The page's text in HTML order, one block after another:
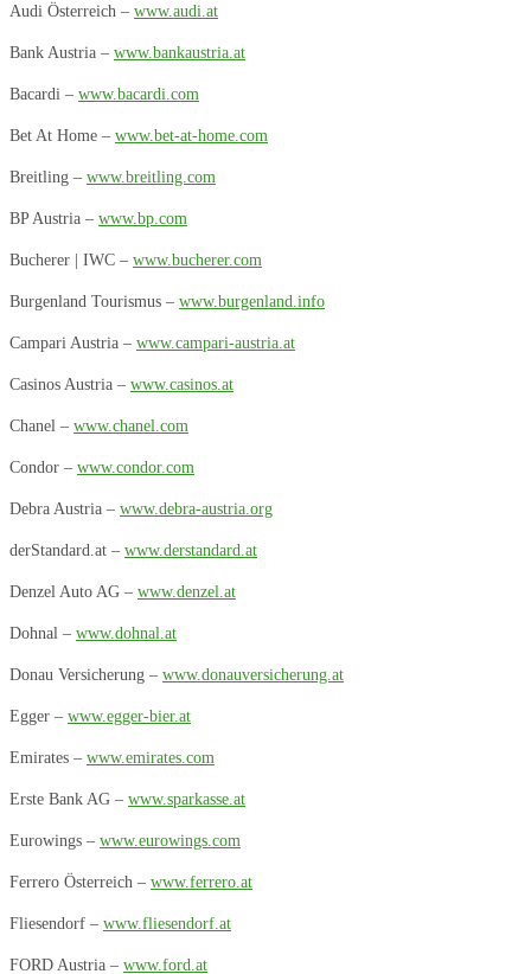
Audi Österreich – www.audi.at
Bank Austria – www.bankaustria.at
Bacardi – www.bacardi.com
Bet At Home – www.bet-at-home.com
Breitling – www.breitling.com
BP Austria – www.bp.com
Bucherer | IWC – www.bucherer.com
Burgenland Tourismus – www.burgenland.info
Campari Austria – www.campari-austria.at
Casinos Austria – www.casinos.at
Chanel – www.chanel.com
Condor – www.condor.com
Debra Austria – www.debra-austria.org
derStandard.at – www.derstandard.at
Denzel Auto AG – www.denzel.at
Dohnal – www.dohnal.at
Donau Versicherung – www.donauversicherung.at
Egger – www.egger-bier.at
Emirates – www.emirates.com
Erste Bank AG – www.sparkasse.at
Eurowings – www.eurowings.com
Ferrero Österreich – www.ferrero.at
Fliesendorf – www.fliesendorf.at
FORD Austria – www.ford.at